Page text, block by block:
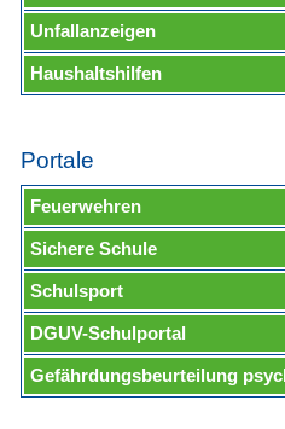
Unfallanzeigen
Haushaltshilfen
Portale
Feuerwehren
Sichere Schule
Schulsport
DGUV-Schulportal
Gefährdungsbeurteilung